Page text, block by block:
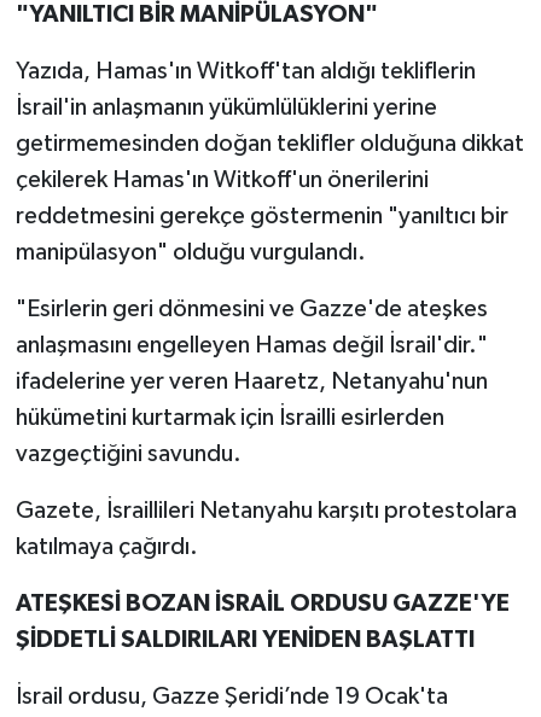
"YANILTICI BİR MANİPÜLASYON"
Yazıda, Hamas'ın Witkoff'tan aldığı tekliflerin
İsrail'in anlaşmanın yükümlülüklerini yerine
getirmemesinden doğan teklifler olduğuna dikkat
çekilerek Hamas'ın Witkoff'un önerilerini
reddetmesini gerekçe göstermenin "yanıltıcı bir
manipülasyon" olduğu vurgulandı.
"Esirlerin geri dönmesini ve Gazze'de ateşkes
anlaşmasını engelleyen Hamas değil İsrail'dir."
ifadelerine yer veren Haaretz, Netanyahu'nun
hükümetini kurtarmak için İsrailli esirlerden
vazgeçtiğini savundu.
Gazete, İsraillileri Netanyahu karşıtı protestolara
katılmaya çağırdı.
ATEŞKESİ BOZAN İSRAİL ORDUSU GAZZE'YE
ŞİDDETLİ SALDIRILARI YENİDEN BAŞLATTI
İsrail ordusu, Gazze Şeridi’nde 19 Ocak'ta